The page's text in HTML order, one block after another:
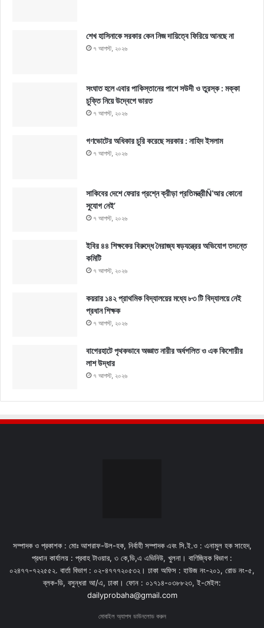
শেখ হাসিনাকে সরকার কেন নিজ দায়িত্বে ফিরিয়ে আনছে না
৭ আগস্ট, ২০২৬
সংঘাত হলে এবার পাকিস্তানের পাশে সউদী ও তুরস্ক : মক্কা
চুক্তি নিয়ে উদ্বেগে ভারত
৭ আগস্ট, ২০২৬
গণভোটের অধিকার চুরি করেছে সরকার : নাহিদ ইসলাম
৭ আগস্ট, ২০২৬
সাকিবের দেশে ফেরার প্রশ্নে ক্রীড়া প্রতিমন্ত্রীÑ‘আর কোনো
সুযোগ নেই’
৭ আগস্ট, ২০২৬
ইবির ৪৪ শিক্ষকের বিরুদ্ধে নৈরাজ্য ষড়যন্ত্রের অভিযোগ তদন্তে
কমিটি
৭ আগস্ট, ২০২৬
কয়রার ১৪২ প্রাথমিক বিদ্যালয়ের মধ্যে ৮৩ টি বিদ্যালয়ে নেই
প্রধান শিক্ষক
৭ আগস্ট, ২০২৬
বাগেরহাটে পৃথকভাবে অজ্ঞাত নারীর অর্ধগলিত ও এক কিশোরীর
লাশ উদ্ধার
৭ আগস্ট, ২০২৬
সম্পাদক ও প্রকাশক : মোঃ আশরাফ-উল-হক, নির্বাহী সম্পাদক এবং সি.ই.ও : এনামুল হক সাহেদ,
প্রধান কার্যালয় : প্রবাহ টাওয়ার, ৩ কে,ডি,এ এভিনিউ, খুলনা। বাণিজ্যিক বিভাগ :
০২৪৭৭-৭২২৫৫২. বার্তা বিভাগ : ০২-৪৭৭৭২০৫৩২। ঢাকা অফিস : হাউজ নং-২০১, রোড নং-৫,
ব্লক-ডি, বসুন্ধরা আ/এ, ঢাকা। ফোন : ০১৭১৪-০৩৮৮২৩, ই-মেইল:
dailyprobaha@gmail.com
মোবাইল অ্যাপস ডাউনলোড করুন